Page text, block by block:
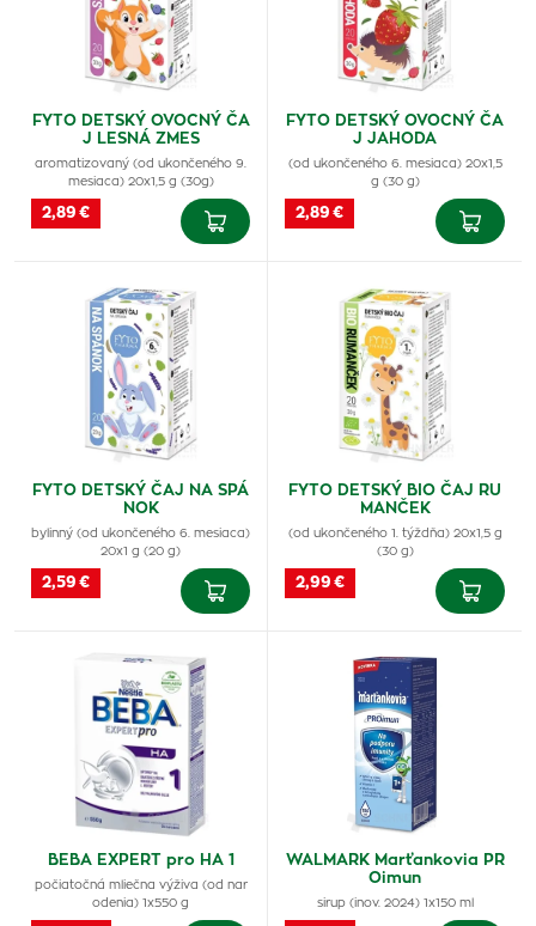
FYTO DETSKÝ OVOCNÝ ČA
J LESNÁ ZMES
aromatizovaný (od ukončeného 9.
mesiaca) 20x1,5 g (30g)
2,89 €
FYTO DETSKÝ OVOCNÝ ČA
J JAHODA
(od ukončeného 6. mesiaca) 20x1,5
g (30 g)
2,89 €
FYTO DETSKÝ ČAJ NA SPÁ
NOK
bylinný (od ukončeného 6. mesiaca)
20x1 g (20 g)
2,59 €
FYTO DETSKÝ BIO ČAJ RU
MANČEK
(od ukončeného 1. týždňa) 20x1,5 g
(30 g)
2,99 €
BEBA EXPERT pro HA 1
počiatočná mliečna výživa (od nar
odenia) 1x550 g
WALMARK Marťankovia PR
Oimun
sirup (inov. 2024) 1x150 ml